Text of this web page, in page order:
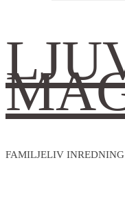
FAMILJELIV